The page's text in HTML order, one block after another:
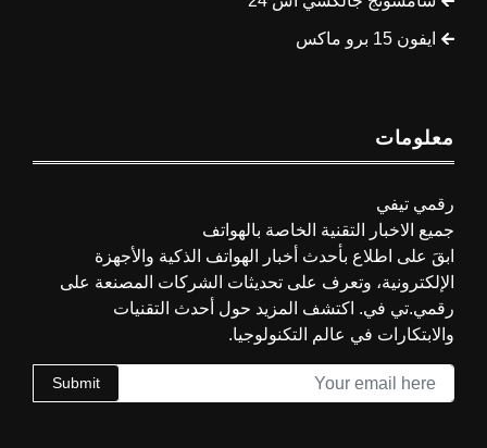
ايفون 15 برو ماكس
معلومات
رقمي تيفي
جميع الاخبار التقنية الخاصة بالهواتف
ابقَ على اطلاع بأحدث أخبار الهواتف الذكية والأجهزة
الإلكترونية، وتعرف على تحديثات الشركات المصنعة على
رقمي.تي في. اكتشف المزيد حول أحدث التقنيات
والابتكارات في عالم التكنولوجيا.
Submit